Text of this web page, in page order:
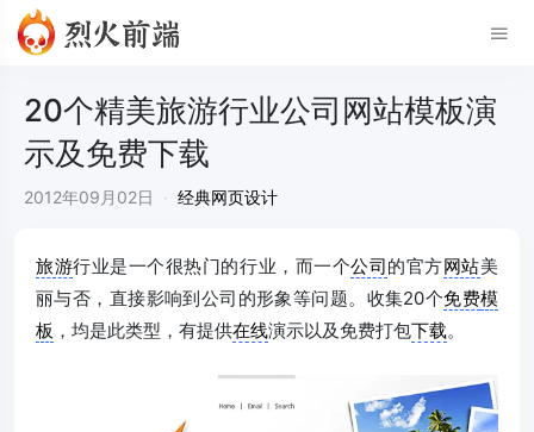
20个精美旅游行业公司网站模板演
示及免费下载
2012年09月02日 · 经典网页设计
旅游行业是一个很热门的行业，而一个公司的官方网站美
丽与否，直接影响到公司的形象等问题。收集20个免费模
板 ，均是此类型，有提供在线演示以及免费打包下载。